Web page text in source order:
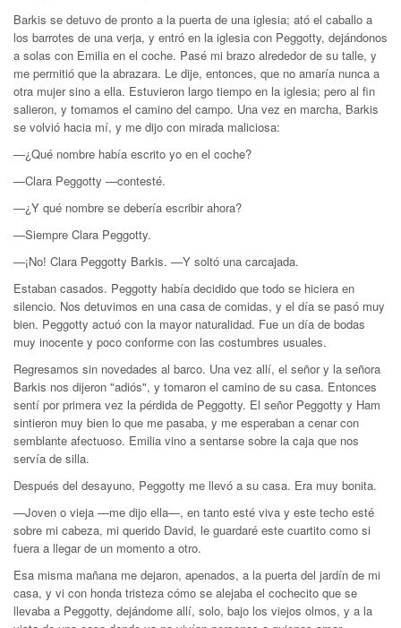
Barkis se detuvo de pronto a la puerta de una iglesia; ató el caballo a
los barrotes de una verja, y entró en la iglesia con Peggotty, dejándonos
a solas con Emilia en el coche. Pasé mi brazo alrededor de su talle, y
me permitió que la abrazara. Le dije, entonces, que no amaría nunca a
otra mujer sino a ella. Estuvieron largo tiempo en la iglesia; pero al fin
salieron, y tomamos el camino del campo. Una vez en marcha, Barkis
se volvió hacia mí, y me dijo con mirada maliciosa:
—¿Qué nombre había escrito yo en el coche?
—Clara Peggotty —contesté.
—¿Y qué nombre se debería escribir ahora?
—Siempre Clara Peggotty.
—¡No! Clara Peggotty Barkis. —Y soltó una carcajada.
Estaban casados. Peggotty había decidido que todo se hiciera en
silencio. Nos detuvimos en una casa de comidas, y el día se pasó muy
bien. Peggotty actuó con la mayor naturalidad. Fue un día de bodas
muy inocente y poco conforme con las costumbres usuales.
Regresamos sin novedades al barco. Una vez allí, el señor y la señora
Barkis nos dijeron "adiós", y tomaron el camino de su casa. Entonces
sentí por primera vez la pérdida de Peggotty. El señor Peggotty y Ham
sintieron muy bien lo que me pasaba, y me esperaban a cenar con
semblante afectuoso. Emilia vino a sentarse sobre la caja que nos
servía de silla.
Después del desayuno, Peggotty me llevó a su casa. Era muy bonita.
—Joven o vieja —me dijo ella—, en tanto esté viva y este techo esté
sobre mi cabeza, mi querido David, le guardaré este cuartito como si
fuera a llegar de un momento a otro.
Esa misma mañana me dejaron, apenados, a la puerta del jardín de mi
casa, y vi con honda tristeza cómo se alejaba el cochecito que se
llevaba a Peggotty, dejándome allí, solo, bajo los viejos olmos, y a la